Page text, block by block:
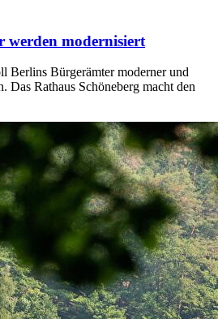
werden modernisiert
Berlins Bürgerämter moderner und
Das Rathaus Schöneberg macht den